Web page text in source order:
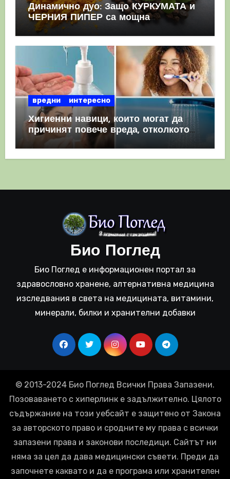
Динамично дуо: Защо КУРКУМАТА и
ЧЕРНИЯ ПИПЕР са мощна
комбинация
вредни интересно
Хигиенни навици, които могат да
причинят повече вреда, отколкото
полза
Био Поглед
Био Поглед е информационен портал за
здравословно хранене, алтернативна медицина
изследвания в света на медицината, витамини,
минерали, билки и хранителни добавки
© 2013-2024 Био Поглед Всички Права Запазени.
Позоваването с хиперлинк е задължително. Цялото
съдържание на този уебсайт е защитено от Закона
за авторското право и сродните му права с всички
запазени права и законови последици. Сайтът ни
няма за цел да дава медицински съвети. Преди да
започнете каквато и да е програма или хранителен